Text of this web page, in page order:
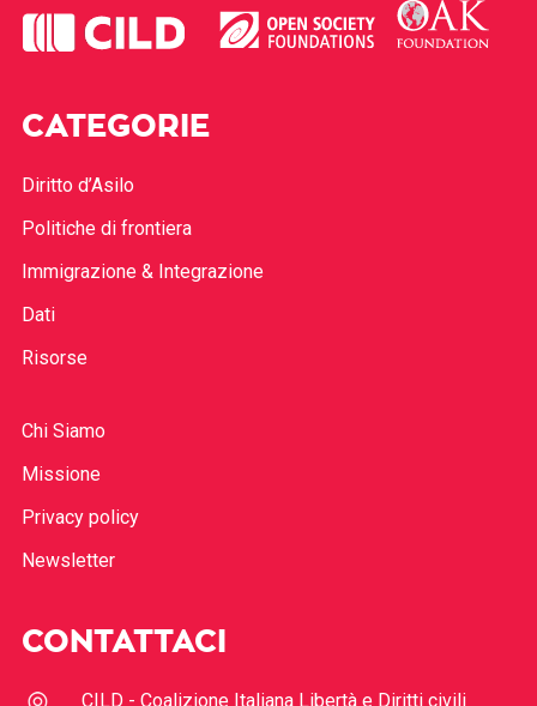
CATEGORIE
Diritto d’Asilo
Politiche di frontiera
Immigrazione & Integrazione
Dati
Risorse
Chi Siamo
Missione
Privacy policy
Newsletter
CONTATTACI
CILD - Coalizione Italiana Libertà e Diritti civili